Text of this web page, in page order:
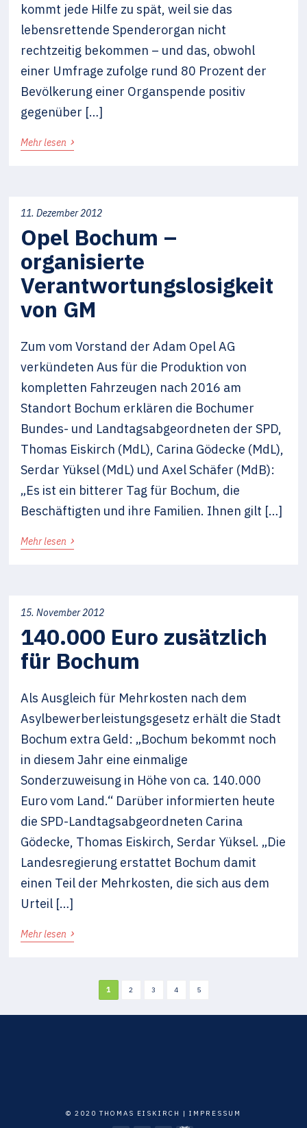
kommt jede Hilfe zu spät, weil sie das
lebensrettende Spenderorgan nicht
rechtzeitig bekommen – und das, obwohl
einer Umfrage zufolge rund 80 Prozent der
Bevölkerung einer Organspende positiv
gegenüber […]
Mehr lesen ›
11. Dezember 2012
Opel Bochum –
organisierte
Verantwortungslosigkeit
von GM
Zum vom Vorstand der Adam Opel AG
verkündeten Aus für die Produktion von
kompletten Fahrzeugen nach 2016 am
Standort Bochum erklären die Bochumer
Bundes- und Landtagsabgeordneten der SPD,
Thomas Eiskirch (MdL), Carina Gödecke (MdL),
Serdar Yüksel (MdL) und Axel Schäfer (MdB):
„Es ist ein bitterer Tag für Bochum, die
Beschäftigten und ihre Familien. Ihnen gilt […]
Mehr lesen ›
15. November 2012
140.000 Euro zusätzlich
für Bochum
Als Ausgleich für Mehrkosten nach dem
Asylbewerberleistungsgesetz erhält die Stadt
Bochum extra Geld: „Bochum bekommt noch
in diesem Jahr eine einmalige
Sonderzuweisung in Höhe von ca. 140.000
Euro vom Land.“ Darüber informierten heute
die SPD-Landtagsabgeordneten Carina
Gödecke, Thomas Eiskirch, Serdar Yüksel. „Die
Landesregierung erstattet Bochum damit
einen Teil der Mehrkosten, die sich aus dem
Urteil […]
Mehr lesen ›
1 2 3 4 5
© 2020 THOMAS EISKIRCH | IMPRESSUM